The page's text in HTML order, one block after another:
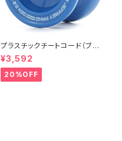
プラスチックチートコード（ブル
ー）
¥3,592
20%OFF